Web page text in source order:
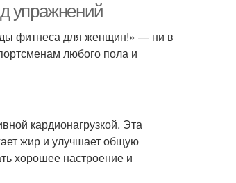
упражнений
фитнеса для женщин!» — ни в
любого пола и
кардионагрузкой. Эта
жир и улучшает общую
хорошее настроение и